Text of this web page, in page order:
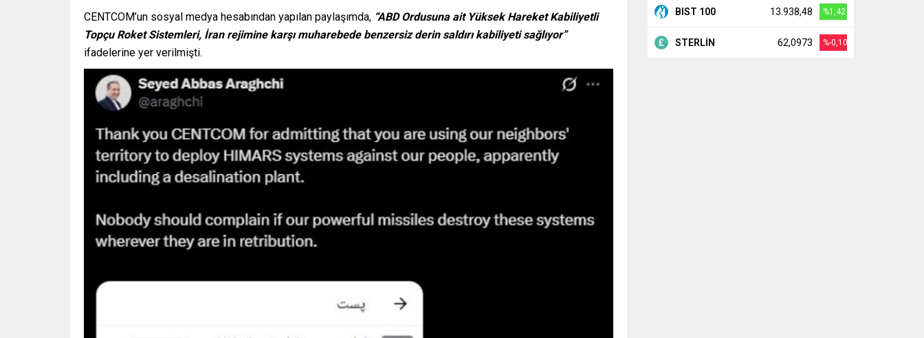
CENTCOM’un sosyal medya hesabından yapılan paylaşımda, “ABD Ordusuna ait Yüksek Hareket Kabiliyetli
Topçu Roket Sistemleri, İran rejimine karşı muharebede benzersiz derin saldırı kabiliyeti sağlıyor”
ifadelerine yer verilmişti.
BIST 100 13.938,48 %1,42
STERLİN 62,0973 %-0,10